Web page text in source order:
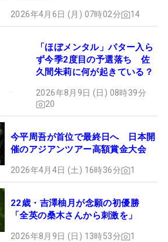
2026年4月6日 (月) 07時02分 14
「ほぼメンタル」パター入ら
ず今季2度目の予選落ち 佐
久間朱莉に何が起きている？
2026年8月9日 (日) 08時39分
20
今平周吾が首位で最終日へ 日本開
催のアジアンツアー高額賞金大会
2026年4月4日 (土) 16時36分 1
22歳・吉澤柚月が念願の初優勝
「全英の桑木さんから刺激を」
2026年8月9日 (日) 13時53分 1